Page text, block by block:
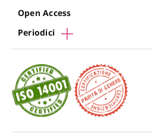
Open Access
Periodici